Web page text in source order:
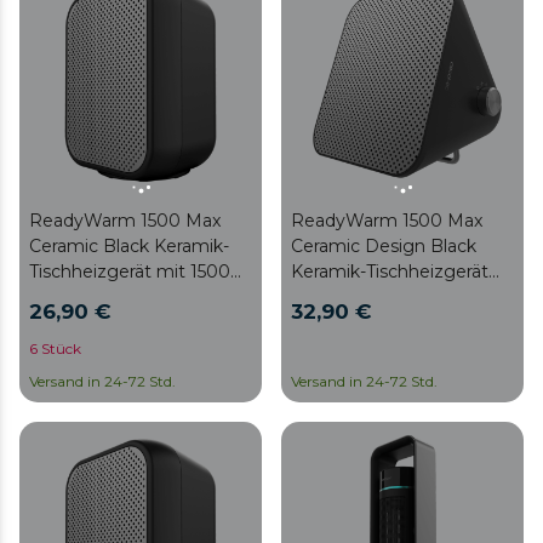
ReadyWarm 1500 Max
Ceramic Black Keramik-
Tischheizgerät mit 1500
Thermostat und 3
Betriebsmodi.
26,90 €
6 Stück
Versand in 24-72 Std.
ReadyWarm 1500 Max
Ceramic Design Black
Keramik-Tischheizgerät
Thermostat und 3
32,90 €
Versand in 24-72 Std.